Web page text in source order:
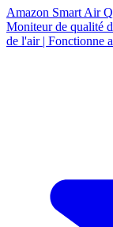
Amazon Smart Air
Moniteur de qualité
de l'air | Fonctionne